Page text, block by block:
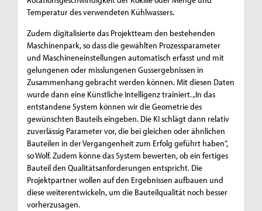
Temperatur des verwendeten Kühlwassers.
Zudem digitalisierte das Projektteam den bestehenden
Maschinenpark, so dass die gewählten Prozessparameter
und Maschineneinstellungen automatisch erfasst und mit
gelungenen oder misslungenen Gussergebnissen in
Zusammenhang gebracht werden können. Mit diesen Daten
wurde dann eine Künstliche Intelligenz trainiert. „In das
entstandene System können wir die Geometrie des
gewünschten Bauteils eingeben. Die KI schlägt dann relativ
zuverlässig Parameter vor, die bei gleichen oder ähnlichen
Bauteilen in der Vergangenheit zum Erfolg geführt haben“,
so Wolf. Zudem könne das System bewerten, ob ein fertiges
Bauteil den Qualitätsanforderungen entspricht. Die
Projektpartner wollen auf den Ergebnissen aufbauen und
diese weiterentwickeln, um die Bauteilqualität noch besser
vorherzusagen.